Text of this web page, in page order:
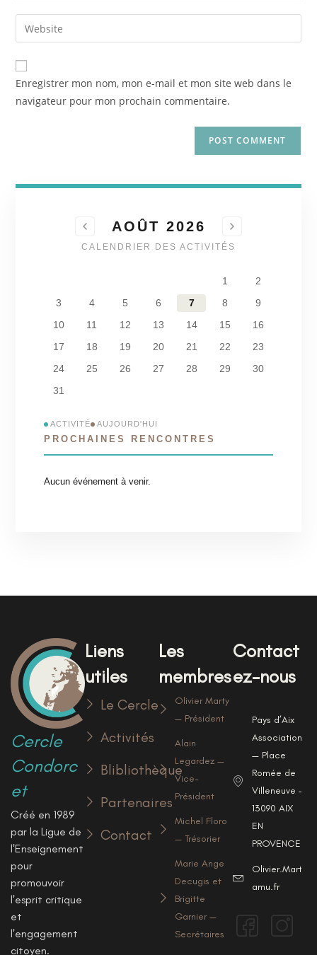
Enregistrer mon nom, mon e-mail et mon site web dans le
navigateur pour mon prochain commentaire.
AOÛT 2026
CALENDRIER DES ACTIVITÉS
1
2
3
4 5 6 7 8
9
10
11 12 13 14 15
16
17
18 19 20 21 22
23
24
25 26 27 28 29
30
31
ACTIVITÉ AUJOURD'HUI
PROCHAINES RENCONTRES
Aucun événement à venir.
Cercle
Condorc
et
Créé en 1989
par la Ligue de
l'Enseignement
pour
promouvoir
l'esprit critique
et
l'engagement
citoyen.
Liens
utiles
Le Cercle
Activités
Blibliothèque
Partenaires
Contact
Les
membres
Olivier Marty
— Président
Alain
Legardez —
Vice-
Président
Michel Floro
— Trésorier
Marie Ange
Decugis et
Brigitte
Garnier —
Secrétaires
Contact
ez-nous
Pays d’Aix
Associations
— Place
Romée de
Villeneuve —
13090 AIX
EN
PROVENCE
amu.fr